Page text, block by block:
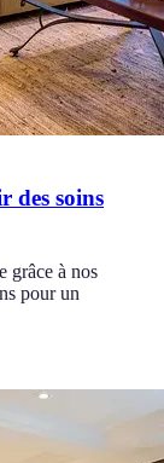
des soins
grâce à nos
pour un